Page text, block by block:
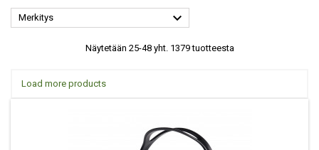
Merkitys 
Näytetään 25-48 yht. 1379 tuotteesta
Load more products